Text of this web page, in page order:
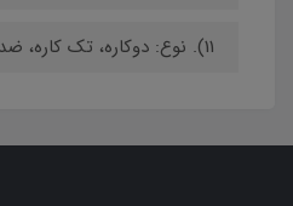
11). نوع: دوکاره، تک کاره، ضد آب